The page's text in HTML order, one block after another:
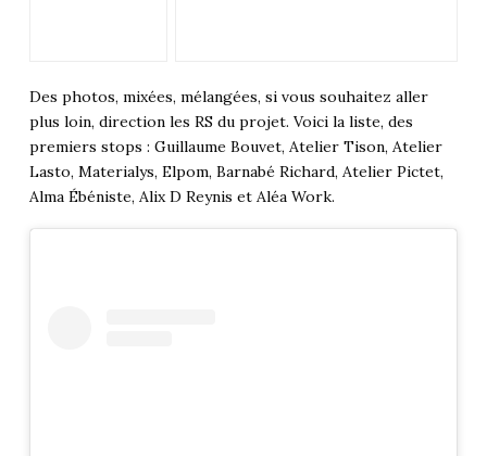
Des photos, mixées, mélangées, si vous souhaitez aller
plus loin, direction les RS du projet. Voici la liste, des
premiers stops : Guillaume Bouvet, Atelier Tison, Atelier
Lasto, Materialys, Elpom, Barnabé Richard, Atelier Pictet,
Alma Ébéniste, Alix D Reynis et Aléa Work.